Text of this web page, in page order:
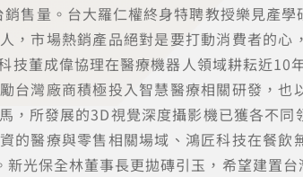
售量。台大羅仁權終身特聘教授樂見產
，市場熱銷產品絕對是要打動消費者的
技董成偉協理在醫療機器人領域耕耘近
台灣廠商積極投入智慧醫療相關研發，
，所發展的3D視覺深度攝影機已獲各不
的醫療與零售相關場域、鴻匠科技在餐
光保全林董事長更拋磚引玉，希望建置